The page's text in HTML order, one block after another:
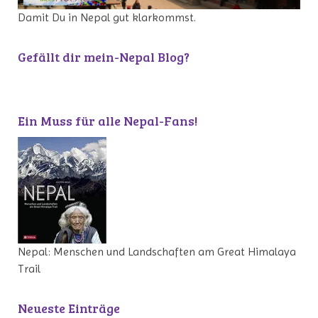
Damit Du in Nepal gut klarkommst.
Gefällt dir mein-Nepal Blog?
Ein Muss für alle Nepal-Fans!
Nepal: Menschen und Landschaften am Great Himalaya
Trail
Neueste Einträge